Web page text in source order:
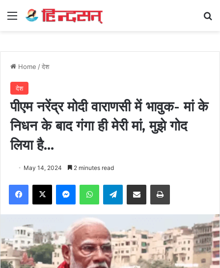
Menu
Home /देश
देश
पीएम नरेंद्र मोदी वाराणसी में भावुक- मां के
निधन के बाद गंगा ही मेरी मां, मुझे गोद
लिया है…
May 14, 2024 2 minutes read
Facebook
X MessengerWhatsAppTelegramShare via Email Print